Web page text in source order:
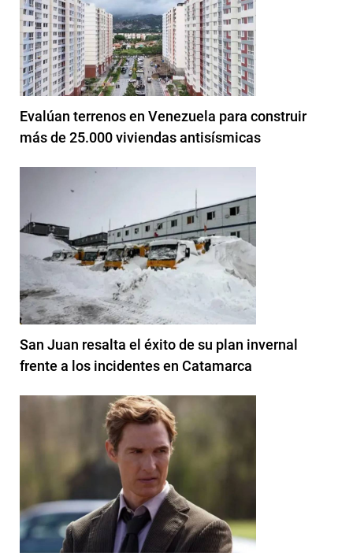
Evalúan terrenos en Venezuela para construir
más de 25.000 viviendas antisísmicas
San Juan resalta el éxito de su plan invernal
frente a los incidentes en Catamarca